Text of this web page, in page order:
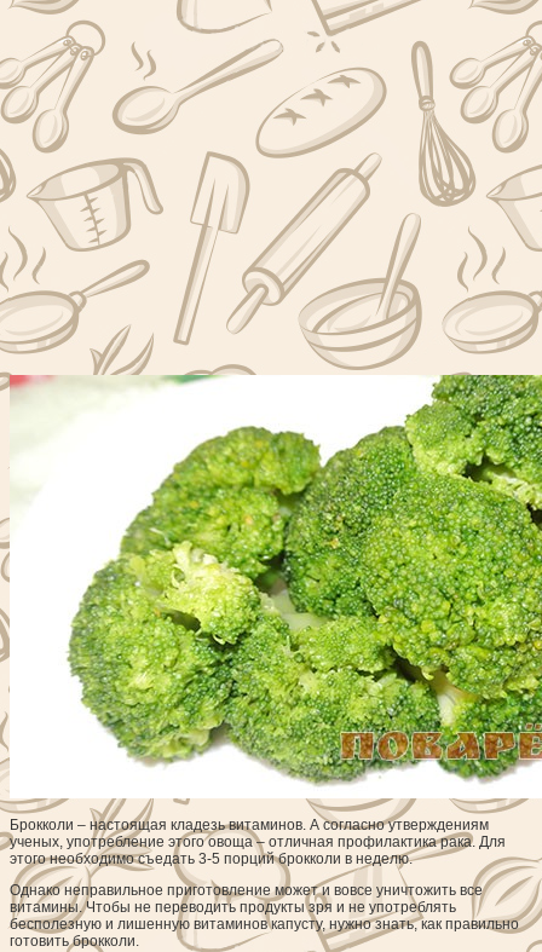
Брокколи – настоящая кладезь витаминов. А согласно утверждениям
ученых, употребление этого овоща – отличная профилактика рака. Для
этого необходимо съедать 3-5 порций брокколи в неделю.
Однако неправильное приготовление может и вовсе уничтожить все
витамины. Чтобы не переводить продукты зря и не употреблять
бесполезную и лишенную витаминов капусту, нужно знать, как правильно
готовить брокколи.